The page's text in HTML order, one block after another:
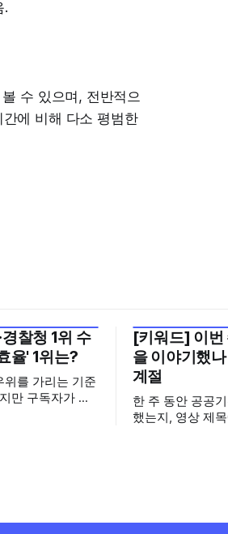
.
수 있으며, 전반적으
에 비해 다소 평범한
찰청 1위 수
율' 1위는?
위를 가리는 기준
만 구독자가 많
채널의 구독자
2026년 7월 5주
[키워드] 이번
을 이야기했
계절
한 주 동안 공공
했는지, 영상 제